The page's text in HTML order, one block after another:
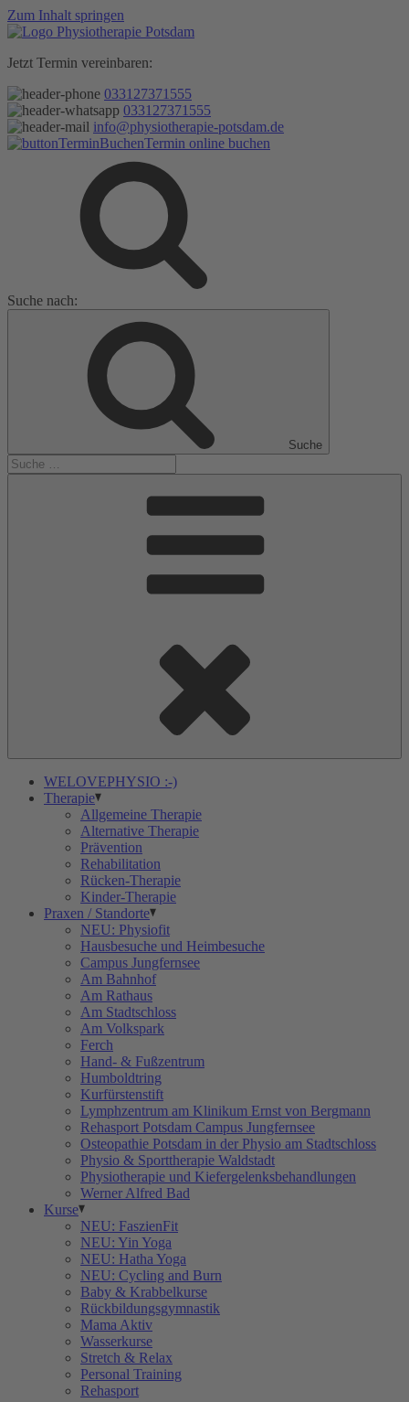
Zum Inhalt springen
Jetzt Termin vereinbaren:
033127371555
033127371555
info@physiotherapie-potsdam.de
Termin online buchen
Suche nach:
Suche
WELOVEPHYSIO :-)
Therapie
Allgemeine Therapie
Alternative Therapie
Prävention
Rehabilitation
Rücken-Therapie
Kinder-Therapie
Praxen / Standorte
NEU: Physiofit
Hausbesuche und Heimbesuche
Campus Jungfernsee
Am Bahnhof
Am Rathaus
Am Stadtschloss
Am Volkspark
Ferch
Hand- & Fußzentrum
Humboldtring
Kurfürstenstift
Lymphzentrum am Klinikum Ernst von Bergmann
Rehasport Potsdam Campus Jungfernsee
Osteopathie Potsdam in der Physio am Stadtschloss
Physio & Sporttherapie Waldstadt
Physiotherapie und Kiefergelenksbehandlungen
Werner Alfred Bad
Kurse
NEU: FaszienFit
NEU: Yin Yoga
NEU: Hatha Yoga
NEU: Cycling and Burn
Baby & Krabbelkurse
Rückbildungsgymnastik
Mama Aktiv
Wasserkurse
Stretch & Relax
Personal Training
Rehasport